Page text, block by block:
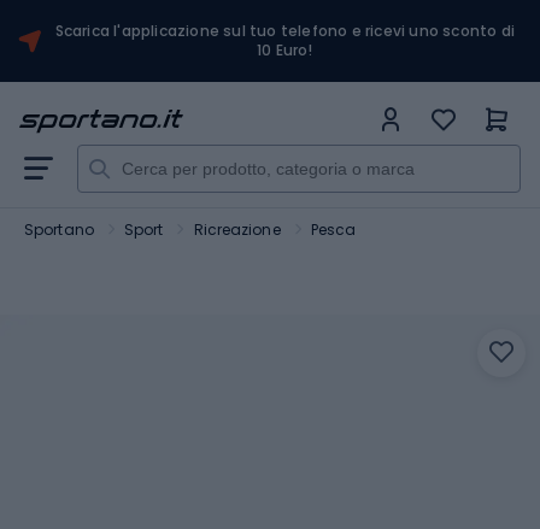
Scarica l'applicazione sul tuo telefono e ricevi uno sconto di
10 Euro!
Sportano Sport Ricreazione Pesca